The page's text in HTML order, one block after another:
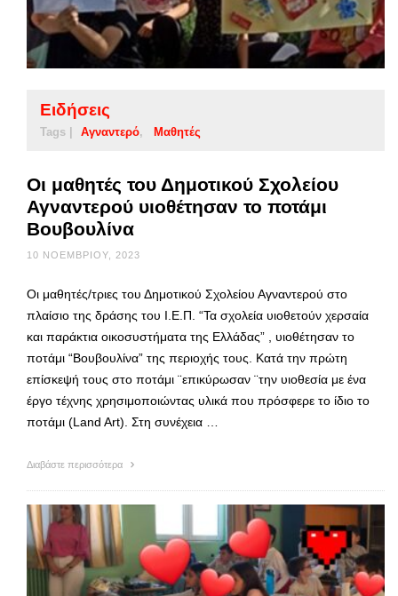
Ειδήσεις
Tags | Αγναντερό Μαθητές
Οι μαθητές του Δημοτικού Σχολείου
Αγναντερού υιοθέτησαν το ποτάμι
Βουβουλίνα
10 ΝΟΕΜΒΡΊΟΥ, 2023
Οι μαθητές/τριες του Δημοτικού Σχολείου Αγναντερού στο
πλαίσιο της δράσης του Ι.Ε.Π. “Τα σχολεία υιοθετούν χερσαία
και παράκτια οικοσυστήματα της Ελλάδας” , υιοθέτησαν το
ποτάμι “Βουβουλίνα” της περιοχής τους. Κατά την πρώτη
επίσκεψή τους στο ποτάμι ¨επικύρωσαν ¨την υιοθεσία με ένα
έργο τέχνης χρησιμοποιώντας υλικά που πρόσφερε το ίδιο το
ποτάμι (Land Art). Στη συνέχεια …
Διαβάστε περισσότερα